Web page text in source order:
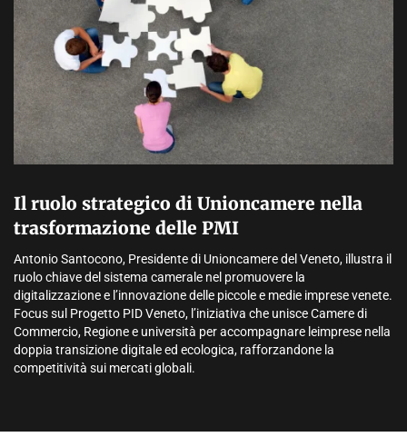
Il ruolo strategico di Unioncamere nella
trasformazione delle PMI
Antonio Santocono, Presidente di Unioncamere del Veneto, illustra il
ruolo chiave del sistema camerale nel promuovere la
digitalizzazione e l’innovazione delle piccole e medie imprese venete.
Focus sul Progetto PID Veneto, l’iniziativa che unisce Camere di
Commercio, Regione e università per accompagnare leimprese nella
doppia transizione digitale ed ecologica, rafforzandone la
competitività sui mercati globali.